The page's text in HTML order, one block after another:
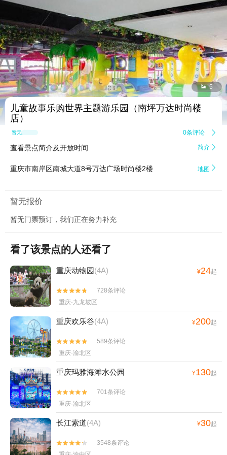
 5
儿童故事乐购世界主题游乐园（南坪万达时尚楼
店）
暂无点评 0条评论 
查看景点简介及开放时间 简介 
重庆市南岸区南城大道8号万达广场时尚楼2楼 地图 
暂无报价
暂无门票预订，我们正在努力补充
看了该景点的人还看了
重庆动物园(4A) ¥24起


728条评论
重庆·九龙坡区
重庆欢乐谷(4A) ¥200起


589条评论
重庆·渝北区
重庆玛雅海滩水公园 ¥130起


701条评论
重庆·渝北区
长江索道(4A) ¥30起


3548条评论